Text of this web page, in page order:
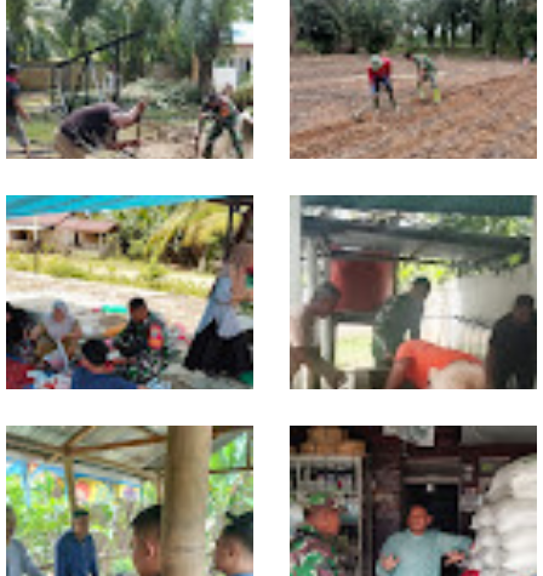
Kodim 0118/Subulussalam
Percepat Sumur Bor, Harapan
Air Bersih Warga Muara Batu
Batu Kian Dekat
Dukung Ketahanan Pangan,
Babinsa Bantu Petani Siapkan
Lahan Jagung
Dari Pasar Mingguan, Babinsa
Pantau Sembako dan Jaga
Kondusivitas Wilayah
Babinsa Ajak Warga Bergerak,
Penampungan Air Masjid Al
Hikmah Dibersihkan